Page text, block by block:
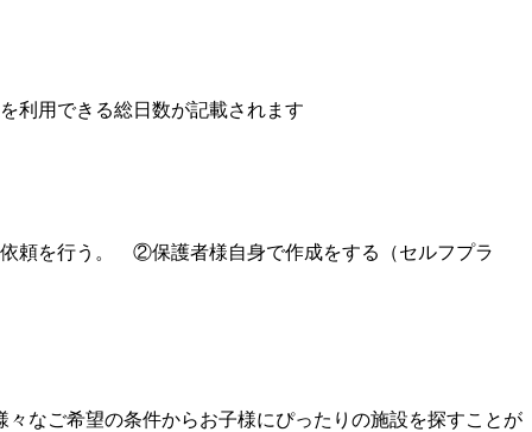
利用できる総日数が記載されます
頼を行う。 ②保護者様自身で作成をする（セルフプラ
なご希望の条件からお子様にぴったりの施設を探すことが